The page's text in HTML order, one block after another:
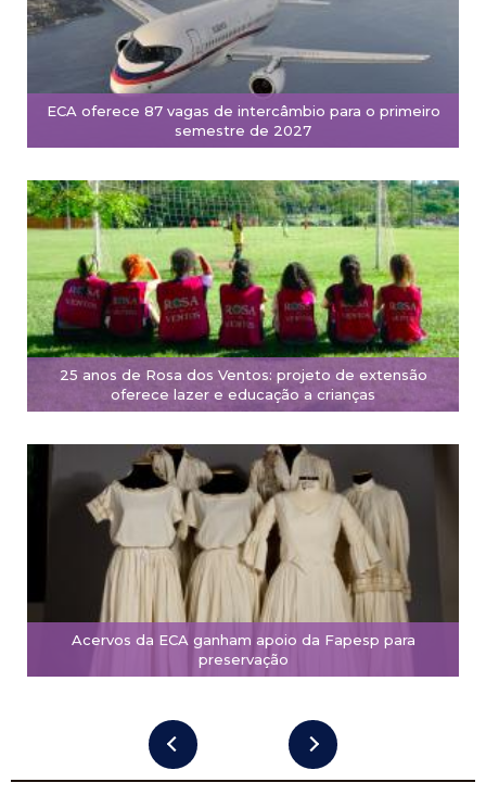
ECA oferece 87 vagas de intercâmbio para o primeiro
semestre de 2027
25 anos de Rosa dos Ventos: projeto de extensão
oferece lazer e educação a crianças
Acervos da ECA ganham apoio da Fapesp para
preservação